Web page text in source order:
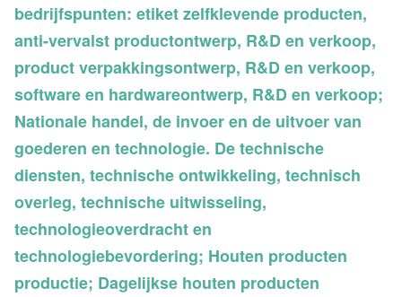
bedrijfspunten: etiket zelfklevende producten,
anti-vervalst productontwerp, R&D en verkoop,
product verpakkingsontwerp, R&D en verkoop,
software en hardwareontwerp, R&D en verkoop;
Nationale handel, de invoer en de uitvoer van
goederen en technologie. De technische
diensten, technische ontwikkeling, technisch
overleg, technische uitwisseling,
technologieoverdracht en
technologiebevordering; Houten producten
productie; Dagelijkse houten producten